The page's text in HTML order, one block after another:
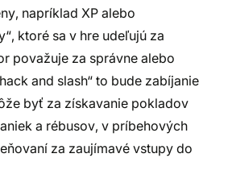
napríklad XP alebo
ktoré sa v hre udeľujú za
považuje za správne alebo
and slash“ to bude zabíjanie
byť za získavanie pokladov
a rébusov, v príbehových
za zaujímavé vstupy do